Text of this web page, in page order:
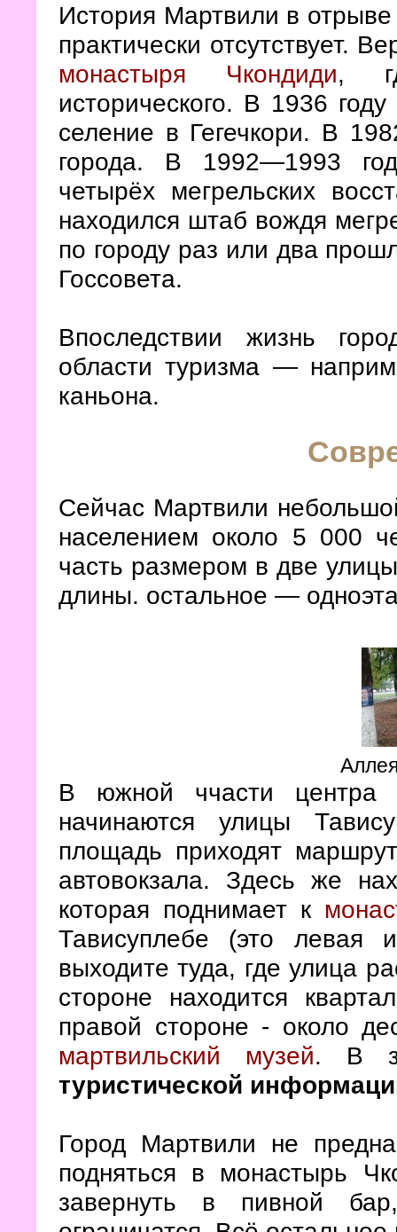
История Мартвили в отрыве
практически отсутствует.
монастыря Чкондиди,
исторического. В 1936
селение в Гегечкори. В
города. В 1992—1993
четырёх мегрельских
находился штаб вождя
по городу раз или два
Госсовета.
Впоследствии жизнь
области туризма —
каньона.
Сейчас Мартвили
населением около 5 000
часть размером в две
длины. остальное —
В южной ччасти центра
начинаются улицы
площадь приходят
автовокзала. Здесь же
которая поднимает к
Тависуплебе (это
выходите туда, где улица
стороне находится
правой стороне - около
мартвильский музей. В
туристической
Город Мартвили не
подняться в монастырь
завернуть в пивной